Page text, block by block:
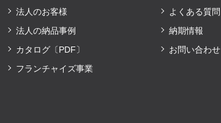
法人のお客様
法人の納品事例
カタログ〔PDF〕
フランチャイズ事業
よくある質問
納期情報
お問い合わせ